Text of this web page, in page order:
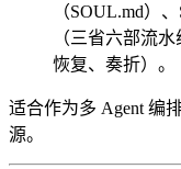
（SOUL.md）
（三省六部流
恢复、奏折）。
适合作为多 Agent 编
源。